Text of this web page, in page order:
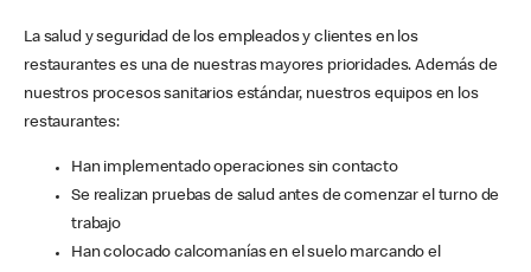
La salud y seguridad de los empleados y clientes en los
restaurantes es una de nuestras mayores prioridades. Además de
nuestros procesos sanitarios estándar, nuestros equipos en los
restaurantes:
Han implementado operaciones sin contacto
Se realizan pruebas de salud antes de comenzar el turno de
trabajo
Han colocado calcomanías en el suelo marcando el